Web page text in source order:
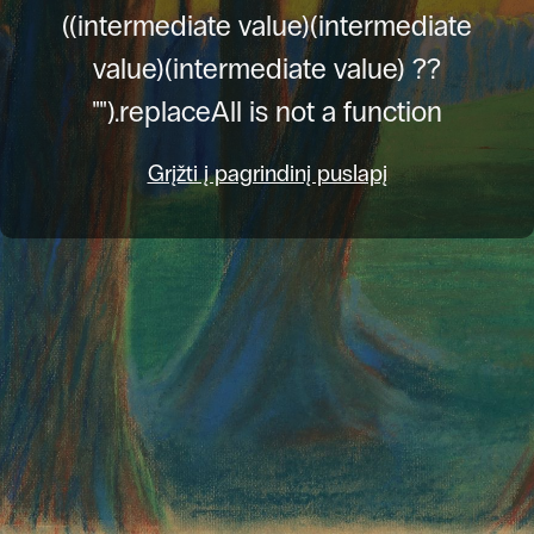
((intermediate value)(intermediate
value)(intermediate value) ??
"").replaceAll is not a function
Grįžti į pagrindinį puslapį